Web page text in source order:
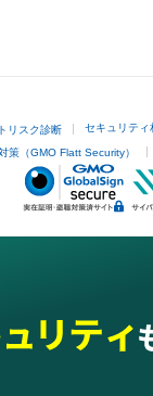
リスク診断 セキュリティ
策（GMO Flatt Security）